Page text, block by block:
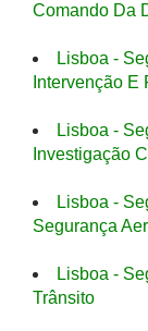
Comando Da
Lisboa -
Intervenção
Lisboa -
Investigação
Lisboa -
Segurança
Lisboa -
Trânsito